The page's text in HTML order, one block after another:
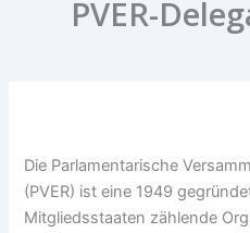
PVER-
Die Parlamentarische
(PVER) ist eine 1949
Mitgliedsstaaten zählende